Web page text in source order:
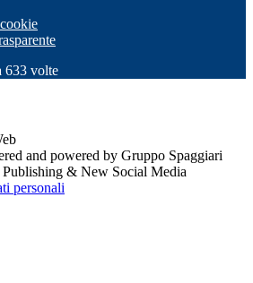
633 volte
and powered by Gruppo Spaggiari
& New Social Media
personali